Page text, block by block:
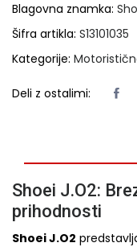
Blagovna znamka:
Šifra artikla: S13101035
Kategorije:
Deli z ostalimi:
Shoei J.O2:
prihodnosti
Shoei J.O2